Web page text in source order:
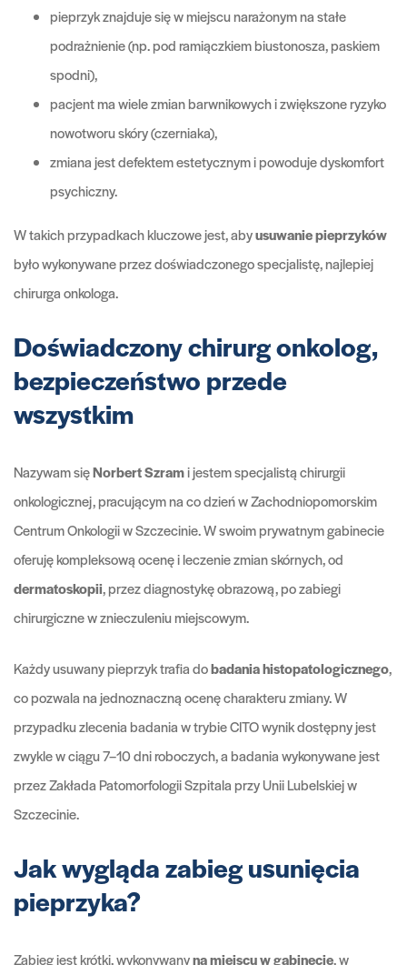
pieprzyk znajduje się w miejscu narażonym na stałe
podrażnienie (np. pod ramiączkiem biustonosza, paskiem
spodni),
pacjent ma wiele zmian barwnikowych i zwiększone ryzyko
nowotworu skóry (czerniaka),
zmiana jest defektem estetycznym i powoduje dyskomfort
psychiczny.
W takich przypadkach kluczowe jest, abyusuwanie pieprzyków
było wykonywane przez doświadczonego specjalistę, najlepiej
chirurga onkologa.
Doświadczony chirurg onkolog,
bezpieczeństwo przede
wszystkim
Nazywam sięNorbert Szrami jestem specjalistą chirurgii
onkologicznej, pracującym na co dzień w Zachodniopomorskim
Centrum Onkologii w Szczecinie. W swoim prywatnym gabinecie
oferuję kompleksową ocenę i leczenie zmian skórnych, od
dermatoskopii, przez diagnostykę obrazową, po zabiegi
chirurgiczne w znieczuleniu miejscowym.
Każdy usuwany pieprzyk trafia dobadania histopatologicznego,
co pozwala na jednoznaczną ocenę charakteru zmiany. W
przypadku zlecenia badania w trybie CITO wynik dostępny jest
zwykle w ciągu 7–10 dni roboczych, a badania wykonywane jest
przez Zakłada Patomorfologii Szpitala przy Unii Lubelskiej w
Szczecinie.
Jak wygląda zabieg usunięcia
pieprzyka?
Zabieg jest krótki, wykonywanyna miejscu w gabinecie, w